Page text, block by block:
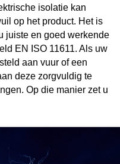
isolatie kan
op het product. Het is
juiste en goed werkende
EN ISO 11611. Als uw
aan vuur of een
deze zorgvuldig te
Op die manier zet u